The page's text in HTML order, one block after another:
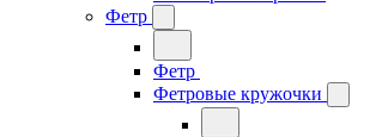
Фетр
Фетр
Фетровые кружочки